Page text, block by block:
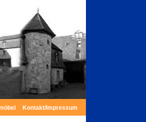
Kontakt/Impressum